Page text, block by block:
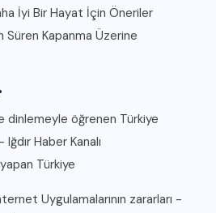
İyi Bir Hayat İçin Öneriler
Süren Kapanma Üzerine
dinlemeyle öğrenen Türkiye
Haber Kanalı
Türkiye
Uygulamalarının zararları -